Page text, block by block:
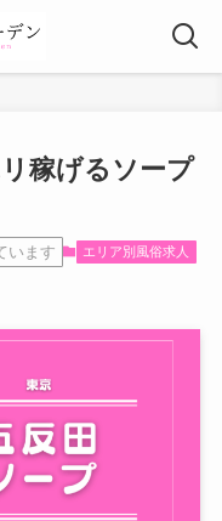
稼げるソープ
います エリア別風俗求人